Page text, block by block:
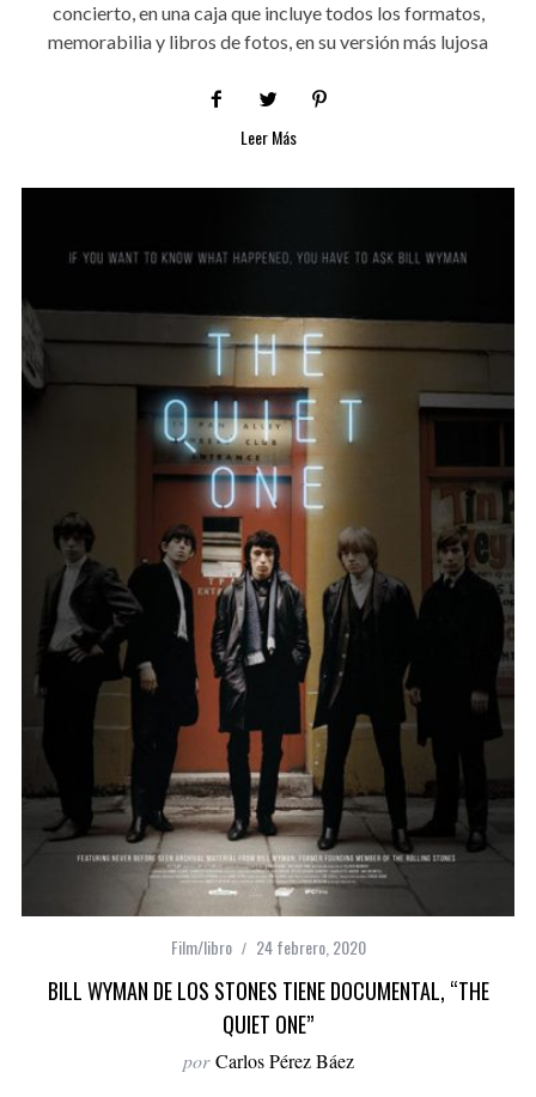
concierto, en una caja que incluye todos los formatos,
memorabilia y libros de fotos, en su versión más lujosa
Leer Más
Film/libro 24 febrero, 2020
BILL WYMAN DE LOS STONES TIENE DOCUMENTAL, “THE
QUIET ONE”
por Carlos Pérez Báez